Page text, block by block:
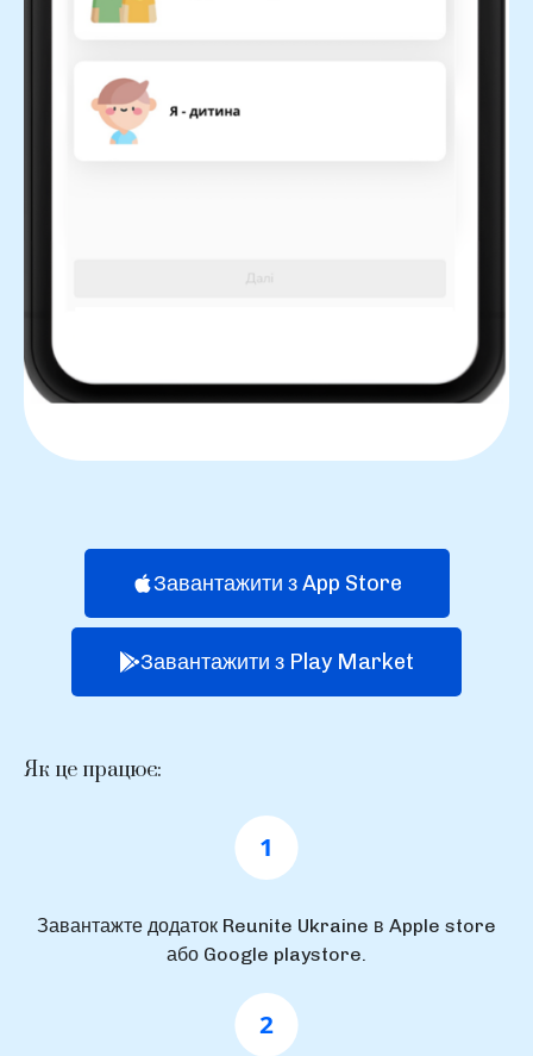
Завантажити з App Store
Завантажити з Play Market
Як це працює:
1
Завантажте додаток Reunite Ukraine в Apple store
або Google playstore.
2